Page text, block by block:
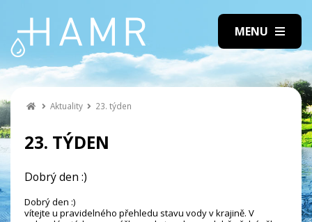
Aktuality 23. týden
23. TÝDEN
Dobrý den :)
Dobrý den :)
vítejte u pravidelného přehledu stavu vody v krajině. V